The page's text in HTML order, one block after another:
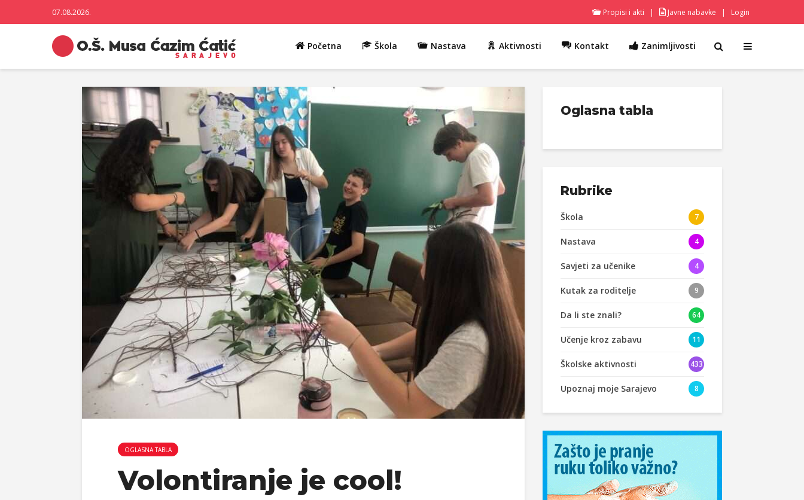
07.08.2026. Propisi i akti | Javne nabavke | Login
Početna Škola Nastava Aktivnosti Kontakt Zanimljivosti
OGLASNA TABLA
Volontiranje je cool!
Oglasna tabla
Rubrike
Škola 7
Nastava 4
Savjeti za učenike 4
Kutak za roditelje 9
Da li ste znali? 64
Učenje kroz zabavu 11
Školske aktivnosti 433
Upoznaj moje Sarajevo 8